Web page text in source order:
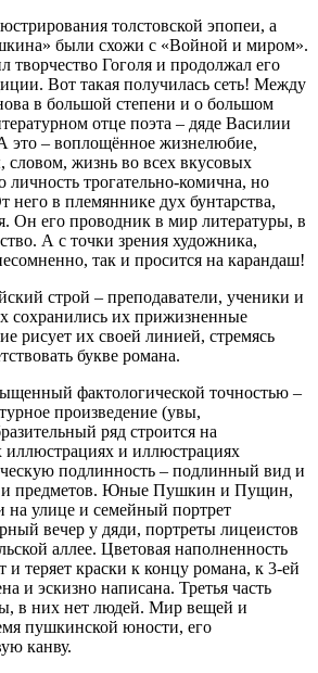
толстовской эпопеи, а
были схожи с «Войной и миром».
творчество Гоголя и продолжал его
Вот такая получилась сеть! Между
в большой степени и о большом
отце поэта – дяде Василии
– воплощённое жизнелюбие,
словом, жизнь во всех вкусовых
трогательно-комична, но
него в племяннике дух бунтарства,
Он его проводник в мир литературы, в
А с точки зрения художника,
так и просится на карандаш!
строй – преподаватели, ученики и
сохранились их прижизненные
рисует их своей линией, стремясь
букве романа.
фактологической точностью –
произведение (увы,
ряд строится на
иллюстрациях и иллюстрациях
подлинность – подлинный вид и
и предметов. Юные Пушкин и Пущин,
улице и семейный портрет
вечер у дяди, портреты лицеистов
аллее. Цветовая наполненность
теряет краски к концу романа, к 3-ей
и эскизно написана. Третья часть
в них нет людей. Мир вещей и
пушкинской юности, его
канву.